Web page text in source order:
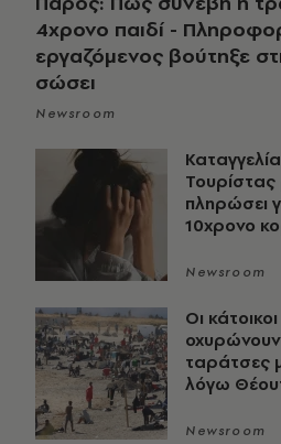
4χρονο παιδί -
εργαζόμενος βούτηξε
σώσει
Newsroom
πληρώσει
10χρονο
Newsroom
Οι
οχυρώνουν
ταράτσες
λόγω
Newsroom